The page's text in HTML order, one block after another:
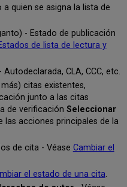
quien se asigna la lista de
- Estado de publicación
de lista de lectura y
CLA, CCC, etc.
citas existentes,
junto a las citas
de verificación Seleccionar
las acciones principales de la
de cita - Véase Cambiar el
el estado de una cita.